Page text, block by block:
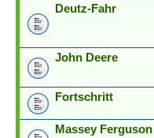
Deutz-Fahr
John Deere
Fortschritt
Massey Ferguson